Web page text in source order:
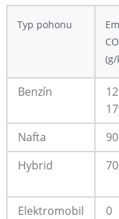
Typ pohonu
CO
Benzín
Nafta
Hybrid
Elektromobil
0